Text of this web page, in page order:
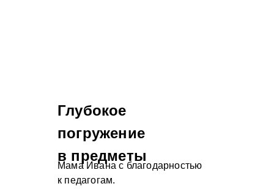
Глубокое
погружение
в предметы
Мама Ивана с благодарностью
к педагогам.